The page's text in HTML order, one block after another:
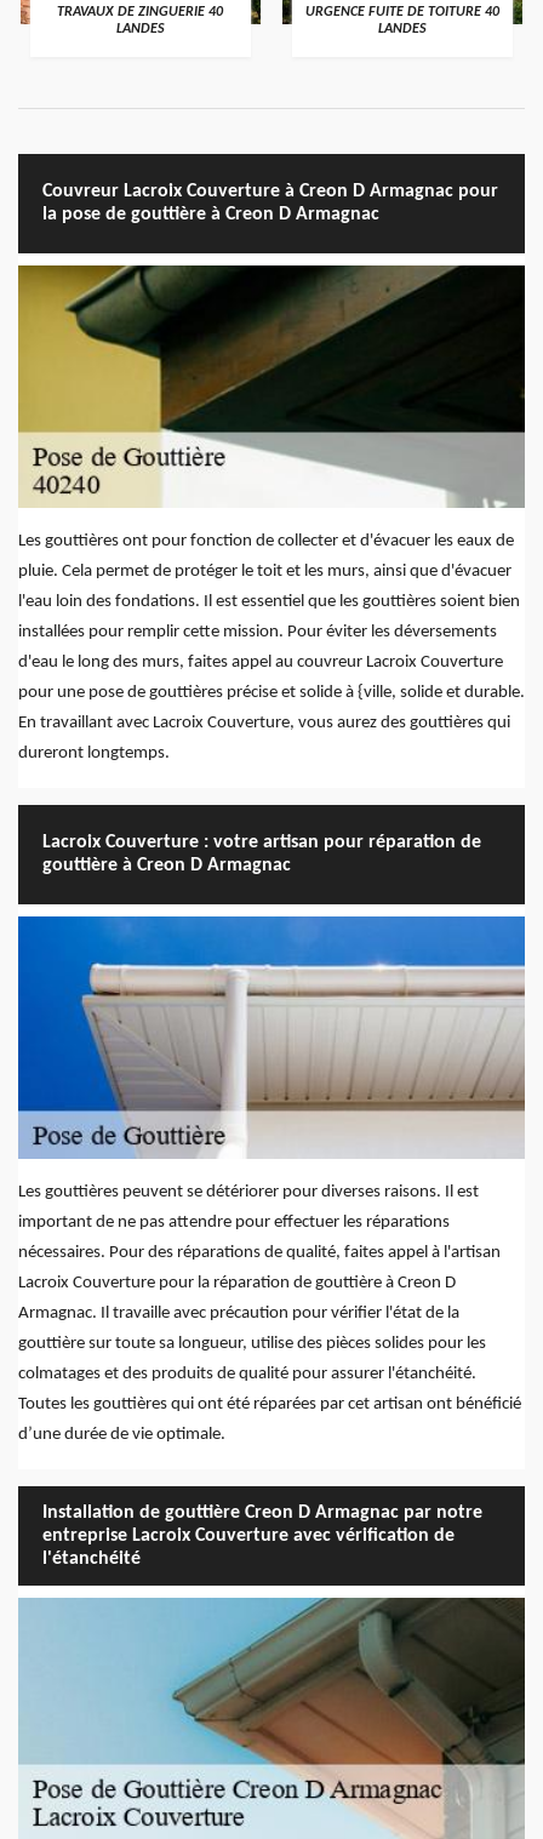
TRAVAUX DE ZINGUERIE 40
LANDES
URGENCE FUITE DE TOITURE 40
LANDES
Couvreur Lacroix Couverture à Creon D Armagnac pour
la pose de gouttière à Creon D Armagnac
Les gouttières ont pour fonction de collecter et d'évacuer les eaux de
pluie. Cela permet de protéger le toit et les murs, ainsi que d'évacuer
l'eau loin des fondations. Il est essentiel que les gouttières soient bien
installées pour remplir cette mission. Pour éviter les déversements
d'eau le long des murs, faites appel au couvreur Lacroix Couverture
pour une pose de gouttières précise et solide à {ville, solide et durable.
En travaillant avec Lacroix Couverture, vous aurez des gouttières qui
dureront longtemps.
Lacroix Couverture : votre artisan pour réparation de
gouttière à Creon D Armagnac
Les gouttières peuvent se détériorer pour diverses raisons. Il est
important de ne pas attendre pour effectuer les réparations
nécessaires. Pour des réparations de qualité, faites appel à l'artisan
Lacroix Couverture pour la réparation de gouttière à Creon D
Armagnac. Il travaille avec précaution pour vérifier l'état de la
gouttière sur toute sa longueur, utilise des pièces solides pour les
colmatages et des produits de qualité pour assurer l'étanchéité.
Toutes les gouttières qui ont été réparées par cet artisan ont bénéficié
d’une durée de vie optimale.
Installation de gouttière Creon D Armagnac par notre
entreprise Lacroix Couverture avec vérification de
l'étanchéité